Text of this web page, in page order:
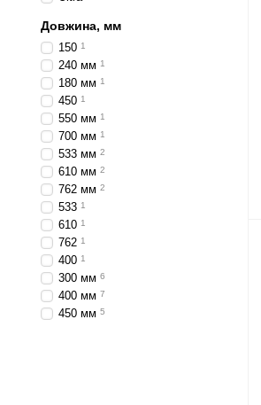
Довжина, мм
150 1
240 мм 1
180 мм 1
450 1
550 мм 1
700 мм 1
533 мм 2
610 мм 2
762 мм 2
533 1
610 1
762 1
400 1
300 мм 6
400 мм 7
450 мм 5